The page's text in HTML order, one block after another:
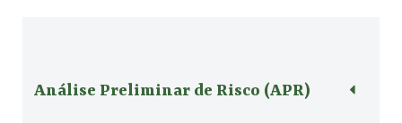
Análise Preliminar de Risco (APR)